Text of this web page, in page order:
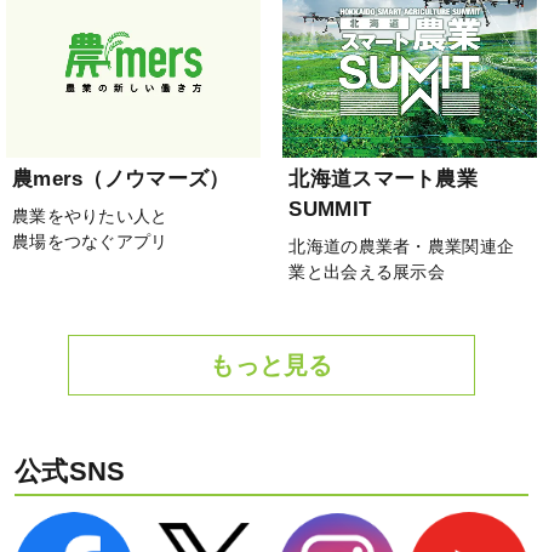
農mers（ノウマーズ）
農業をやりたい人と
農場をつなぐアプリ
北海道スマート農業
SUMMIT
北海道の農業者・農業関連企
業と出会える展示会
もっと見る
公式SNS